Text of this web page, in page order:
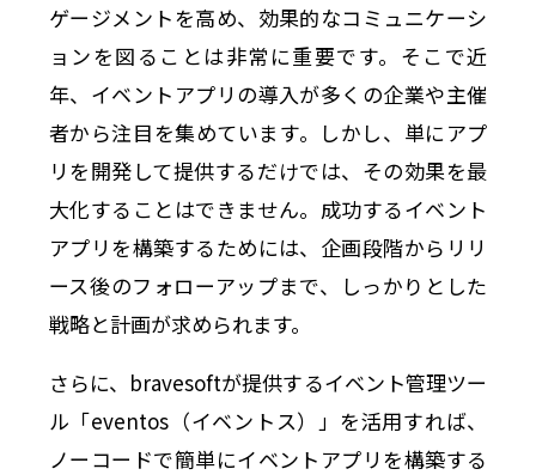
ゲージメントを高め、効果的なコミュニケーシ
ョンを図ることは非常に重要です。そこで近
年、イベントアプリの導入が多くの企業や主催
者から注目を集めています。しかし、単にアプ
リを開発して提供するだけでは、その効果を最
大化することはできません。成功するイベント
アプリを構築するためには、企画段階からリリ
ース後のフォローアップまで、しっかりとした
戦略と計画が求められます。
さらに、bravesoftが提供するイベント管理ツー
ル「eventos（イベントス）」を活用すれば、
ノーコードで簡単にイベントアプリを構築する